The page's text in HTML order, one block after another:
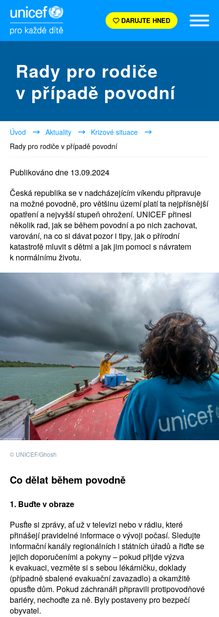
DARUJTE HNED
Rady pro rodiče
v případě povodní
Úvod Aktuality
Krizové situace
Rady pro rodiče v případě povodní
Publikováno dne 13.09.2024
Česká republika se v nadcházejícím víkendu připravuje
na možné povodně, pro většinu území platí ta nejpřísnější
opatření a nejvyšší stupeň ohrožení. UNICEF přinesl
několik rad, jak se během povodní a po nich zachovat,
varování, na co si dávat pozor i tipy, jak o přírodní
katastrofě mluvit s dětmi a jak jim pomoci s návratem
k normálnímu životu.
© UNICEF/Ghosh
Co dělat během povodně
1. Buďte v obraze
Pusťte si zprávy, ať už v televizi nebo v rádiu, které
přinášejí pravidelné informace o vývoji počasí. Sledujte
informační kanály regionálních i státních úřadů a řiďte se
jejich doporučeními a pokyny – pokud přijde výzva
k evakuaci, vezměte si s sebou lékárničku, doklady
(případně sbalené evakuační zavazadlo) a okamžitě
opusťte dům. Pokud záchranáři připravili protipovodňové
bariéry, nechoďte za ně. Byly postaveny pro bezpečí
obyvatel.